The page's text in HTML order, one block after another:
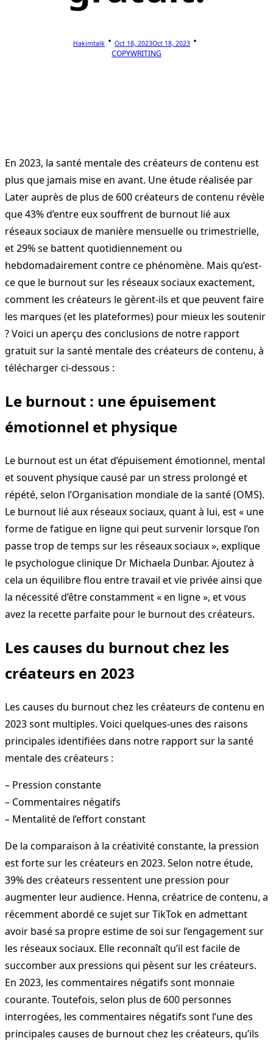
Hakimtalk Oct 18, 2023Oct 18, 2023
COPYWRITING
En 2023, la santé mentale des créateurs de contenu est
plus que jamais mise en avant. Une étude réalisée par
Later auprès de plus de 600 créateurs de contenu révèle
que 43% d’entre eux souffrent de burnout lié aux
réseaux sociaux de manière mensuelle ou trimestrielle,
et 29% se battent quotidiennement ou
hebdomadairement contre ce phénomène. Mais qu’est-
ce que le burnout sur les réseaux sociaux exactement,
comment les créateurs le gèrent-ils et que peuvent faire
les marques (et les plateformes) pour mieux les soutenir
? Voici un aperçu des conclusions de notre rapport
gratuit sur la santé mentale des créateurs de contenu, à
télécharger ci-dessous :
Le burnout : une épuisement
émotionnel et physique
Le burnout est un état d’épuisement émotionnel, mental
et souvent physique causé par un stress prolongé et
répété, selon l’Organisation mondiale de la santé (OMS).
Le burnout lié aux réseaux sociaux, quant à lui, est « une
forme de fatigue en ligne qui peut survenir lorsque l’on
passe trop de temps sur les réseaux sociaux », explique
le psychologue clinique Dr Michaela Dunbar. Ajoutez à
cela un équilibre flou entre travail et vie privée ainsi que
la nécessité d’être constamment « en ligne », et vous
avez la recette parfaite pour le burnout des créateurs.
Les causes du burnout chez les
créateurs en 2023
Les causes du burnout chez les créateurs de contenu en
2023 sont multiples. Voici quelques-unes des raisons
principales identifiées dans notre rapport sur la santé
mentale des créateurs :
– Pression constante
– Commentaires négatifs
– Mentalité de l’effort constant
De la comparaison à la créativité constante, la pression
est forte sur les créateurs en 2023. Selon notre étude,
39% des créateurs ressentent une pression pour
augmenter leur audience. Henna, créatrice de contenu, a
récemment abordé ce sujet sur TikTok en admettant
avoir basé sa propre estime de soi sur l’engagement sur
les réseaux sociaux. Elle reconnaît qu’il est facile de
succomber aux pressions qui pèsent sur les créateurs.
En 2023, les commentaires négatifs sont monnaie
courante. Toutefois, selon plus de 600 personnes
interrogées, les commentaires négatifs sont l’une des
principales causes de burnout chez les créateurs, qu’ils